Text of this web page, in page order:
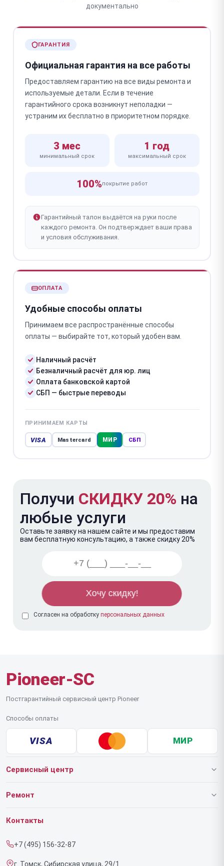
документально
ГАРАНТИЯ
Официальная гарантия на все работы
Предоставляем гарантию на все виды ремонта и
используемые детали. Если в течение
гарантийного срока возникнут неполадки —
устраним их бесплатно в приоритетном порядке.
3 мес
минимальный срок
1 год
максимальный срок
100%покрытие работ
Гарантийный талон выдаётся на руки после
каждого ремонта. Он подтверждает ваши права
и условия обслуживания.
ОПЛАТА
Удобные способы оплаты
Принимаем все распространённые способы
оплаты — выбирайте тот, который удобен вам.
Наличный расчёт
Безналичный расчёт для юр. лиц
Оплата банковской картой
СБП — быстрые переводы
ПРИНИМАЕМ КАРТЫ
VISA Mastercard МИР СБП
Получи СКИДКУ 20% на
любые услуги
Оставьте заявку на нашем сайте и мы предоставим
вам бесплатную консультацию, а также скидку 20%
Согласен на обработку персональных данных
Pioneer-SC
Постгарантийный сервисный центр Pioneer
Способы оплаты
VISA МИР
Сервисный центр
О нашем сервисе
Срочный ремонт
Ремонт
Роботов-пылесосов
Контакты
+7 (495) 156-32-87
г. Томск, Сибирская улица, 29/1